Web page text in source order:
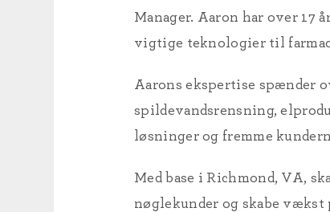
Manager. Aaron har over 17
vigtige teknologier til
Aarons ekspertise spænder
spildevandsrensning,
løsninger og fremme
Med base i Richmond, VA,
nøglekunder og skabe vækst